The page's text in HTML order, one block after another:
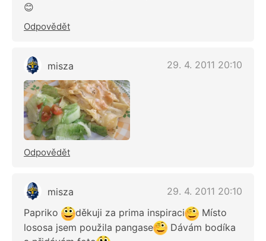
😊
Odpovědět
misza 29. 4. 2011 20:10
Odpovědět
misza
29. 4. 2011 20:10
Papriko
děkuji za prima inspiraci
Místo
lososa jsem použila pangase
Dávám bodíka